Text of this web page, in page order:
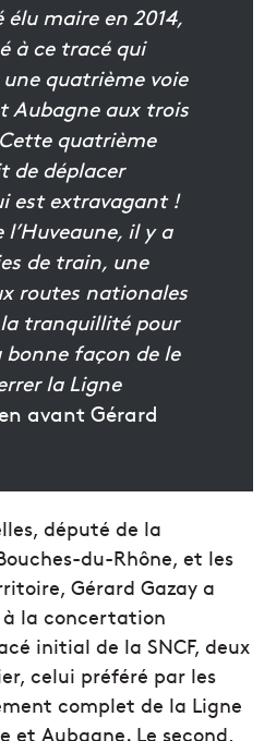
élu maire en 2014,
à ce tracé qui
quatrième voie
Aubagne aux trois
quatrième
de déplacer
est extravagant !
l’Huveaune, il y a
de train, une
routes nationales
tranquillité pour
façon de le
la Ligne
avant Gérard
député de la
du-Rhône, et les
Gérard Gazay a
la concertation
initial de la SNCF, deux
celui préféré par les
complet de la Ligne
et Aubagne. Le second,